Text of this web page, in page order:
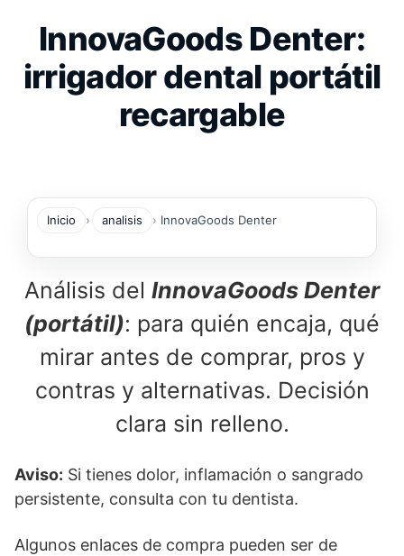
contenidoInnovaGoods Denter:
irrigador dental portátil
recargable
Inicio analisis InnovaGoods Denter
Análisis del InnovaGoods Denter
(portátil): para quién encaja, qué
mirar antes de comprar, pros y
contras y alternativas. Decisión
clara sin relleno.
Aviso: Si tienes dolor, inflamación o sangrado
persistente, consulta con tu dentista.
Algunos enlaces de compra pueden ser de